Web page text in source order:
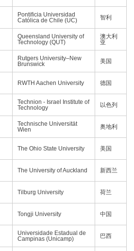
Pontificia Universidad
Católica de Chile (UC)
智利
Queensland University of
Technology (QUT)
澳大利
亚
Rutgers University–New
Brunswick
美国
RWTH Aachen University 德国
Technion - Israel Institute of
Technology
以色列
Technische Universität
Wien
奥地利
The Ohio State University 美国
The University of Auckland 新西兰
Tilburg University 荷兰
Tongji University 中国
Universidade Estadual de
Campinas (Unicamp)
巴西